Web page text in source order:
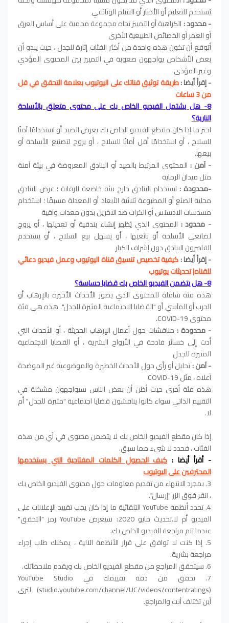
يُستخدم للتعليم أو الأخبار أو الفيلم الوثائقي
- محدود : الكراهية أو التمييز تجاه مجموعة محمية على أساس العرق
أو العمر أو الخصائص الطبيعية الأخرى
أتوقع أن تكون هذه واحدة من أكثر الفئات إثارة للجدل ، حيث يبدو أن
بعض الأشخاص يواجهون صعوبة في التمييز بين المحتوى المؤذي
وغير المؤذي.
- إقرأ أيضا :
من 3 ساعات
8- هل يشتمل الفيديو الخاص بك على محتوى متعلق بالأسلحة
النارية؟
اختر ما إذا كان مقطع الفيديو الخاص بك يعرض الصيد أو استخدامًا آمنًا
للسلاح ، أو استخدامًا أقل أمانًا للسلاح ، أو يروج لتصنيع الأسلحة أو
بيعها.
- آمن : المحتوى المرتبط بالصيد أو البنادق المعروضة في بيئة آمنة
مثل ميدان الرماية
-محدودة : استخدام البنادق خارج بيئة خاضعة للرقابة ؛ عرض البنادق
محلية الصنع أو المطبوعة ثلاثية الأبعاد أو المعدلة مسبقًا ؛ استخدام
مسدسات الادسنس أو الكرات ضد الآخرين بدون معدات واقية
- محدود : المحتوى الذي يُظهر إنشاء بندقية أو تعديلها ، أو يروج
لصانعي الأسلحة أو بائعيها ، أو يسهل بيع السلاح ، أو يستخدم
القاصرون البنادق دون إشراف الكبار
- إقرأ أيضا :كيفية تخصيص تنسيق قناة اليوتيوب وعمل فيديو دعائي
للقناه| تحديثات يوتيوب
8- هل يتضمن الفيديو الخاص بك قضايا حساسة؟
هذه فئة شاملة للمحتوى الذي يصور الأحداث الأخيرة بالإرهاب أو
الحرب أو المآسي أو "القضايا الاجتماعية المثيرة للجدل". هذه هي فئة
محتوى COVID-19.
- محدودة : مناقشات حول أعمال الإرهاب الحديثة ، أو الأحداث التي
أدت إلى خسائر فادحة في الأرواح البشرية ، أو القضايا الاجتماعية
المثيرة للجدل
- آمن :تحليل أو رأي حول الأحداث الخطيرة والموضوعية غير الموضحة
أعلاه ، مثل COVID-19
هذه فئة أخرى حيث أظن أن بعض الناس سيواجهون مشكلة في
التقييم الذاتي سواء كانوا يناقشون قضايا اجتماعية "مثيرة للجدل" أم
لا.
إذا كان مقطع الفيديو الخاص بك لا يتضمن محتوى في أي من هذه
الفئات ، فحدد لا شيء مما سبق.
- أقرأ أيضا : كيف الحصول الكلمات المفتاحية التي يستخدمها
المحترفين على اليوتيوب
3. بمجرد الانتهاء من تقديم معلومات حول محتوى الفيديو الخاص بك
، انقر فوق الزر "إرسال".
4. تحدد أنظمة YouTube التلقائية ما إذا كان يجب تقييد الإعلانات على
الفيديو أم لا.تحديث مايو 2020: سيعرض YouTube رمز "التحقق"
عندما تتم مراجعة الفيديو الخاص بك.
5. إذا كنت لا توافق على قرار الأنظمة الآلية ، يمكنك طلب إجراء
مراجعة بشرية.
6. سيتحقق المراجع من مقطع الفيديو الخاص بك ويقدم ملاحظاتك.
7. تحقق من دقة تقييمك في YouTube Studio
(studio.youtube.com/channel/UC/videos/contentratings) لترى
أين تختلف أنت والمراجع.